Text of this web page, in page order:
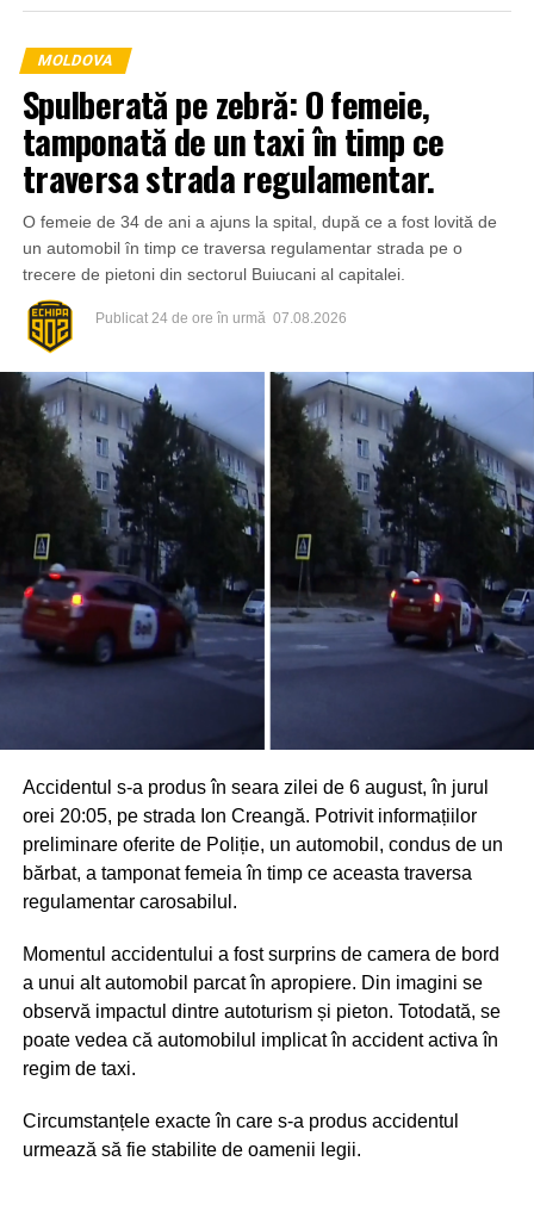
MOLDOVA
Spulberată pe zebră: O femeie,
tamponată de un taxi în timp ce
traversa strada regulamentar.
O femeie de 34 de ani a ajuns la spital, după ce a fost lovită de
un automobil în timp ce traversa regulamentar strada pe o
trecere de pietoni din sectorul Buiucani al capitalei.
Publicat 24 de ore în urmă 07.08.2026
Accidentul s-a produs în seara zilei de 6 august, în jurul
orei 20:05, pe strada Ion Creangă. Potrivit informațiilor
preliminare oferite de Poliție, un automobil, condus de un
bărbat, a tamponat femeia în timp ce aceasta traversa
regulamentar carosabilul.
Momentul accidentului a fost surprins de camera de bord
a unui alt automobil parcat în apropiere. Din imagini se
observă impactul dintre autoturism și pieton. Totodată, se
poate vedea că automobilul implicat în accident activa în
regim de taxi.
Circumstanțele exacte în care s-a produs accidentul
urmează să fie stabilite de oamenii legii.